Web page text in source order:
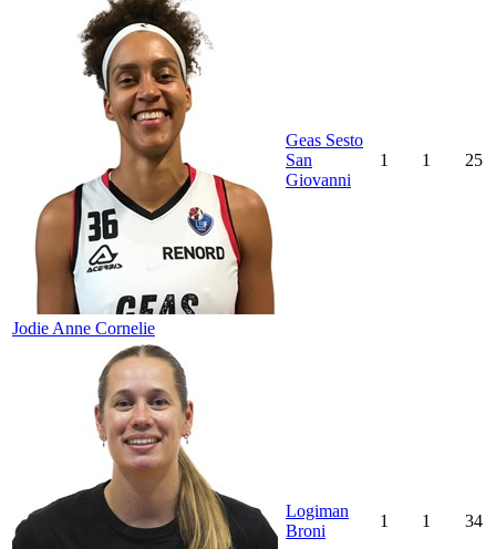
Jodie Anne Cornelie
Geas Sesto
San
Giovanni
1 1 25
Logiman
Broni
1 1 34